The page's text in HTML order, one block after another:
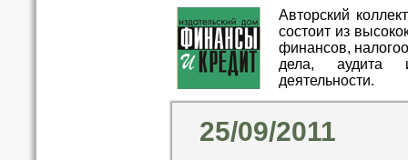
Авторский
состоит из
финансов,
дела, аудита
деятельности.
25/09/2011